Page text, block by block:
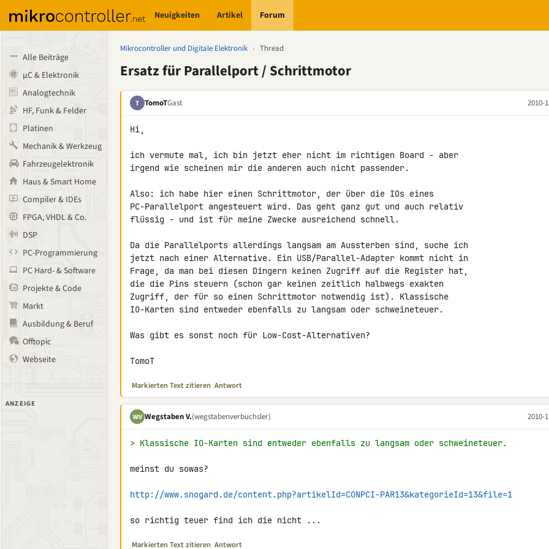
Neuigkeiten Artikel Forum
Alle Beiträge
µC & Elektronik
Analogtechnik
HF, Funk & Felder
Platinen
Mechanik & Werkzeug
Fahrzeugelektronik
Haus & Smart Home
Compiler & IDEs
FPGA, VHDL & Co.
DSP
PC-Programmierung
PC Hard- & Software
Projekte & Code
Markt
Ausbildung & Beruf
Offtopic
Webseite
ANZEIGE
Mikrocontroller und Digitale Elektronik › Thread
Ersatz für Parallelport / Schrittmotor
T TomoTGast 2010-
Hi,
ich vermute mal, ich bin jetzt eher nicht im richtigen Board - aber
irgend wie scheinen mir die anderen auch nicht passender.
Also: ich habe hier einen Schrittmotor, der über die IOs eines
PC-Parallelport angesteuert wird. Das geht ganz gut und auch relativ
flüssig - und ist für meine Zwecke ausreichend schnell.
Da die Parallelports allerdings langsam am Aussterben sind, suche ich
jetzt nach einer Alternative. Ein USB/Parallel-Adapter kommt nicht in
Frage, da man bei diesen Dingern keinen Zugriff auf die Register hat,
die die Pins steuern (schon gar keinen zeitlich halbwegs exakten
Zugriff, der für so einen Schrittmotor notwendig ist). Klassische
IO-Karten sind entweder ebenfalls zu langsam oder schweineteuer.
Was gibt es sonst noch für Low-Cost-Alternativen?
TomoT
Markierten Text zitieren Antwort
WV Wegstaben V.(wegstabenverbuchsler) 2010-
> Klassische IO-Karten sind entweder ebenfalls zu langsam oder schweineteuer.
meinst du sowas?
http://www.snogard.de/content.php?artikelId=CONPCI-PAR13&kategorieId=13&file=1
so richtig teuer find ich die nicht ...
Markierten Text zitieren Antwort